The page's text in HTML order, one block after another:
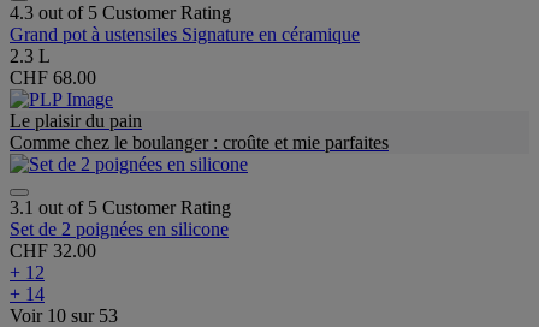
4.3 out of 5 Customer Rating
Grand pot à ustensiles Signature en céramique
2.3 L
CHF 68.00
Le plaisir du pain
Comme chez le boulanger : croûte et mie parfaites
3.1 out of 5 Customer Rating
Set de 2 poignées en silicone
CHF 32.00
+ 12
+ 14
Voir 10 sur 53